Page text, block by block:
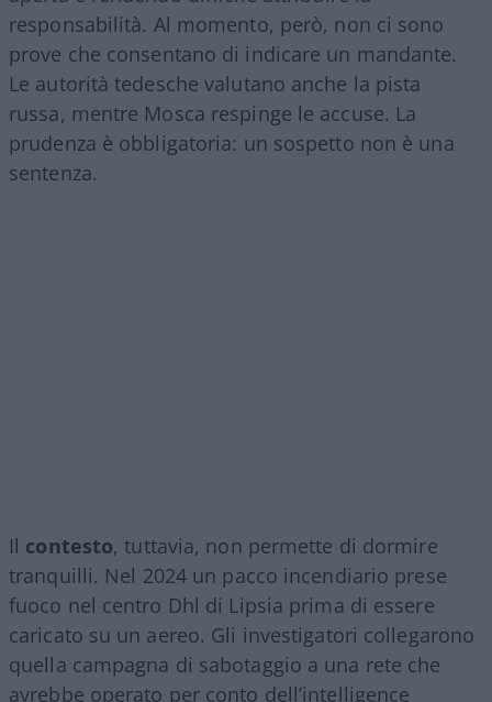
responsabilità. Al momento, però, non ci sono
prove che consentano di indicare un mandante.
Le autorità tedesche valutano anche la pista
russa, mentre Mosca respinge le accuse. La
prudenza è obbligatoria: un sospetto non è una
sentenza.
Il contesto, tuttavia, non permette di dormire
tranquilli. Nel 2024 un pacco incendiario prese
fuoco nel centro Dhl di Lipsia prima di essere
caricato su un aereo. Gli investigatori collegarono
quella campagna di sabotaggio a una rete che
avrebbe operato per conto dell’intelligence